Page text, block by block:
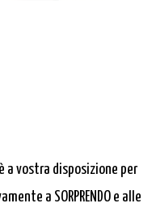
a vostra disposizione per
a SORPRENDO e alle